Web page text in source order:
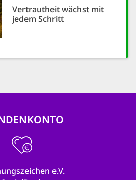
Vertrautheit wächst mit
jedem Schritt
e.V.